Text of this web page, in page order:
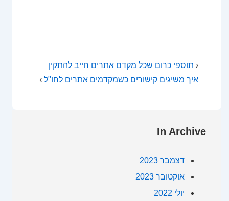
‹ תוספי כרום שכל מקדם אתרים חייב להתקין
איך משיגים קישורים כשמקדמים אתרים לחו"ל ›
In Archive
דצמבר 2023
אוקטובר 2023
יולי 2022